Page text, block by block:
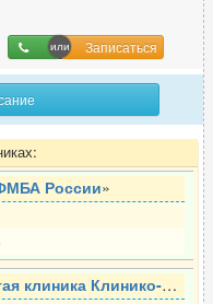
Записаться
России»
Клинико-диагностический центр